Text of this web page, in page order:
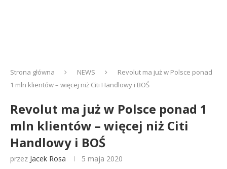
Strona główna NEWS
Revolut ma już w Polsce ponad
1 mln klientów – więcej niż Citi Handlowy i BOŚ
Revolut ma już w Polsce ponad 1
mln klientów – więcej niż Citi
Handlowy i BOŚ
przez Jacek Rosa 5 maja 2020